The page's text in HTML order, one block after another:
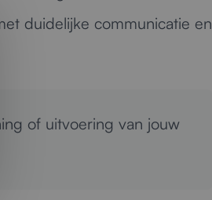
duidelijke communicatie en
of uitvoering van jouw